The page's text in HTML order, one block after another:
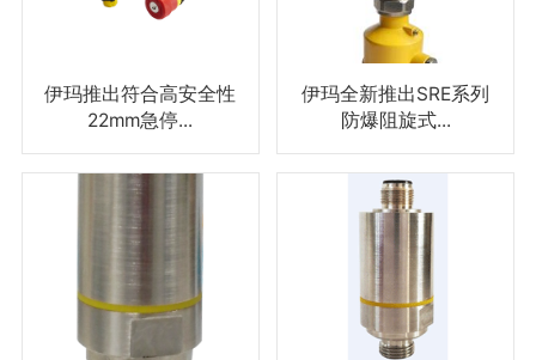
伊玛推出符合高安全性
22mm急停...
伊玛全新推出SRE系列
防爆阻旋式...